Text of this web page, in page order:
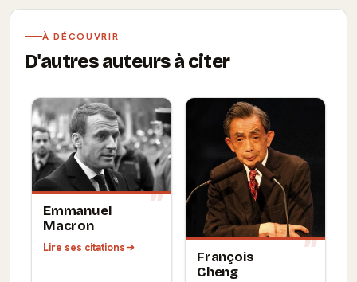
À DÉCOUVRIR
D'autres auteurs à citer
Emmanuel
Macron
Lire ses citations
François
Cheng